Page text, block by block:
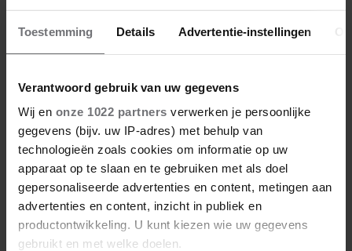
Toestemming Details Advertentie-instellingen
Verantwoord gebruik van uw gegevens
Wij en onze 1022 partners verwerken je persoonlijke
gegevens (bijv. uw IP-adres) met behulp van
technologieën zoals cookies om informatie op uw
apparaat op te slaan en te gebruiken met als doel
gepersonaliseerde advertenties en content, metingen aan
advertenties en content, inzicht in publiek en
productontwikkeling. U kunt kiezen wie uw gegevens
gebruikt en met welke doelen.
De nieuwe Mijn Geheim ligt nu in de winkel
Abonneren
Digitaal lezen
Los kopen